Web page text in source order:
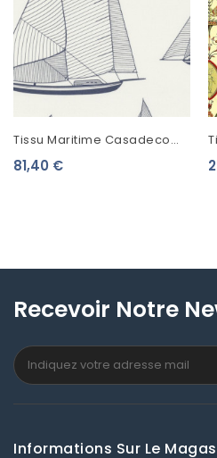
Tissu Maritime Casadeco
Rivage Armada Blanc
81,40 €
Recevoir Notre
Informations Sur Le